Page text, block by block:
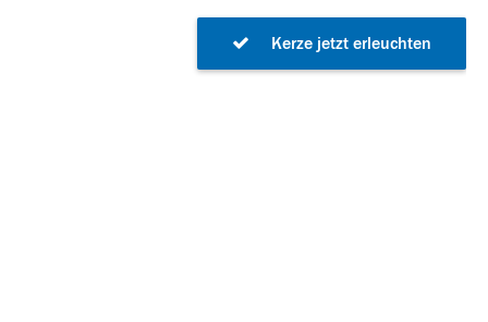
Kerze jetzt erleuchten